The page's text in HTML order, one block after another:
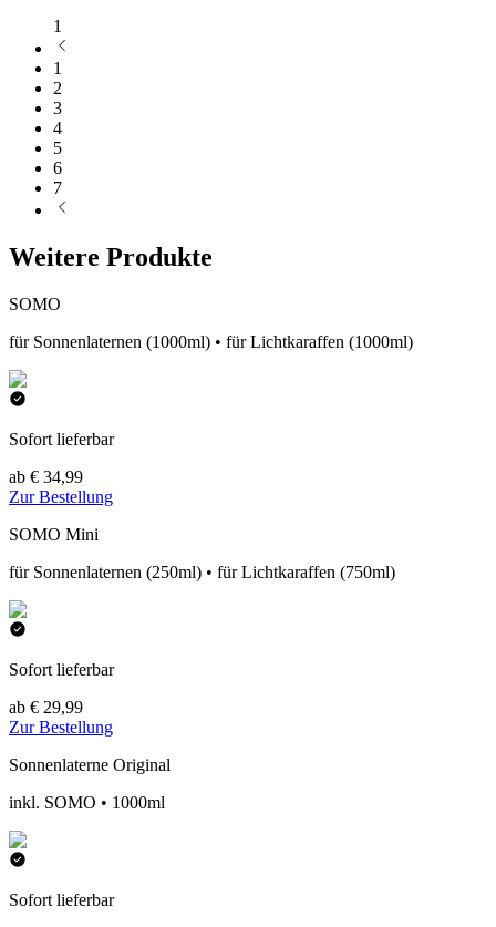
1
1
2
3
4
5
6
7
Weitere Produkte
SOMO
für Sonnenlaternen (1000ml) • für Lichtkaraffen (1000ml)
Sofort lieferbar
ab € 34,99
Zur Bestellung
SOMO Mini
für Sonnenlaternen (250ml) • für Lichtkaraffen (750ml)
Sofort lieferbar
ab € 29,99
Zur Bestellung
Sonnenlaterne Original
inkl. SOMO • 1000ml
Sofort lieferbar